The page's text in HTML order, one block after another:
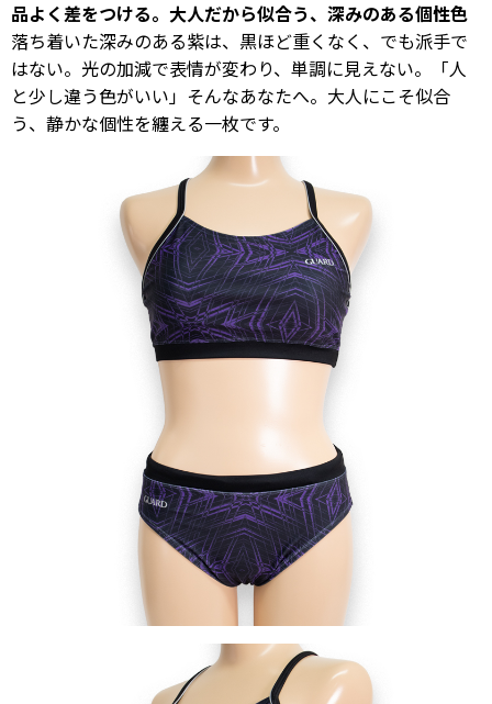
品よく差をつける。大人だから似合う、深みのある個性色
落ち着いた深みのある紫は、黒ほど重くなく、でも派手で
はない。光の加減で表情が変わり、単調に見えない。「人
と少し違う色がいい」そんなあなたへ。大人にこそ似合
う、静かな個性を纏える一枚です。